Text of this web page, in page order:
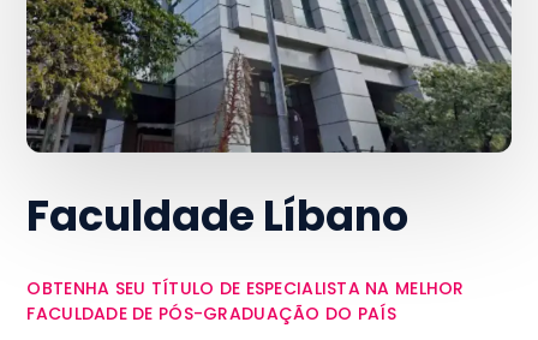
Faculdade Líbano
OBTENHA SEU TÍTULO DE ESPECIALISTA NA MELHOR
FACULDADE DE PÓS-GRADUAÇÃO DO PAÍS